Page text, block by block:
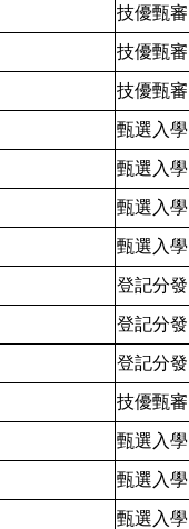
技優甄審
技優甄審
技優甄審
甄選入學
甄選入學
甄選入學
甄選入學
登記分發
登記分發
登記分發
技優甄審
甄選入學
甄選入學
甄選入學